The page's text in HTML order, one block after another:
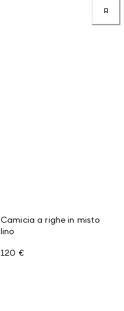
Camicia a righe in misto
lino
120 €